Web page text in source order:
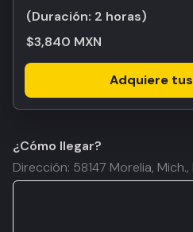
(Duración: 2 horas)
$3,840 MXN
Adquiere
¿Cómo llegar?
Dirección: 58147 Morelia,